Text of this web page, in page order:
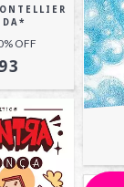
% OFF